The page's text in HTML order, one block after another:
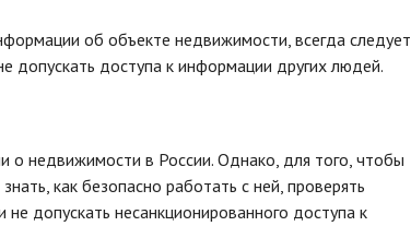
об объекте недвижимости, всегда следует
допускать доступа к информации других людей.
недвижимости в России. Однако, для того, чтобы
как безопасно работать с ней, проверять
допускать несанкционированного доступа к